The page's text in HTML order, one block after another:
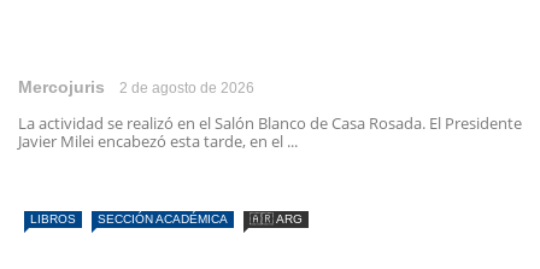
Mercojuris 2 de agosto de 2026
La actividad se realizó en el Salón Blanco de Casa Rosada. El Presidente
Javier Milei encabezó esta tarde, en el ...
LIBROS SECCIÓN ACADÉMICA 🇦🇷 ARG